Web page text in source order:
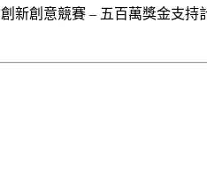
創意競賽 – 五百萬獎金支持